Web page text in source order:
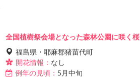
全国植樹祭会場となった森林公園に咲く桜
福島県・耶麻郡猪苗代町
開花情報： なし
例年の見頃： 5月中旬